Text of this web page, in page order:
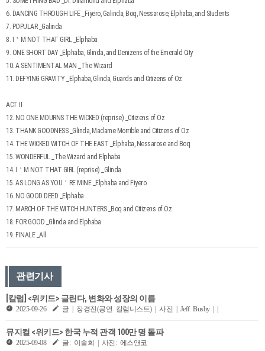
6. DANCING THROUGH LIFE _Fiyero, Galinda, Boq, Nessarose, Elphaba, and Students
7. POPULAR _Galinda
8. I＇M NOT THAT GIRL _Elphaba
9. ONE SHORT DAY _Elphaba, Glinda, and Denizens of the Emerald City
10. A SENTIMENTAL MAN _The Wizard
11. DEFYING GRAVITY _Elphaba, Glinda, Guards and Citizens of Oz
ACT II
12. NO ONE MOURNS THE WICKED (reprise) _Citizens of Oz
13. THANK GOODNESS _Glinda, Madame Morrible and Citizens of Oz
14. THE WICKED WITCH OF THE EAST _Elphaba, Nessarose and Boq
15. WONDERFUL _The Wizard and Elphaba
14. I＇M NOT THAT GIRL (reprise) _Glinda
15. AS LONG AS YOU＇RE MINE _Elphaba and Fiyero
16. NO GOOD DEED _Elphaba
17. MARCH OF THE WITCH HUNTERS _Boq and Citizens of Oz
18. FOR GOOD _Glinda and Elphaba
19. FINALE _All
관련기사
[칼럼] <위키드> 글린다, 변화와 성장의 이름
2025-09-26 글 | 장경진(공연 칼럼니스트) | 사진 | Jeff Busby | |
뮤지컬 <위키드> 한국 누적 관객 100만 명 돌파
2025-09-08 글: 이솔희 | 사진: 에스앤코